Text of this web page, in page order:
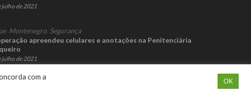
julho de 2021
, Montenegro Segurança
apreendeu celulares e anotações na Penitenciária
julho de 2021
com a
OK